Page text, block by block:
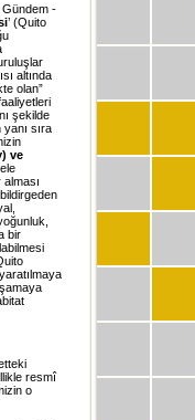
Gündem -
’ (Quito
altında
olan”
şekilde
sıra
ve
bir
resmî
o